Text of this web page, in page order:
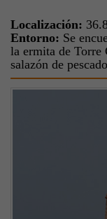
Localización:
Entorno: Se
la ermita de Torre
salazón de